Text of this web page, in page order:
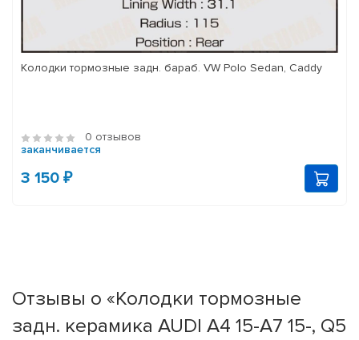
Колодки тормозные задн. бараб. VW Polo Sedan, Caddy
0 отзывов
заканчивается
3 150 ₽
Отзывы о «Колодки тормозные
задн. керамика AUDI A4 15-A7 15-, Q5